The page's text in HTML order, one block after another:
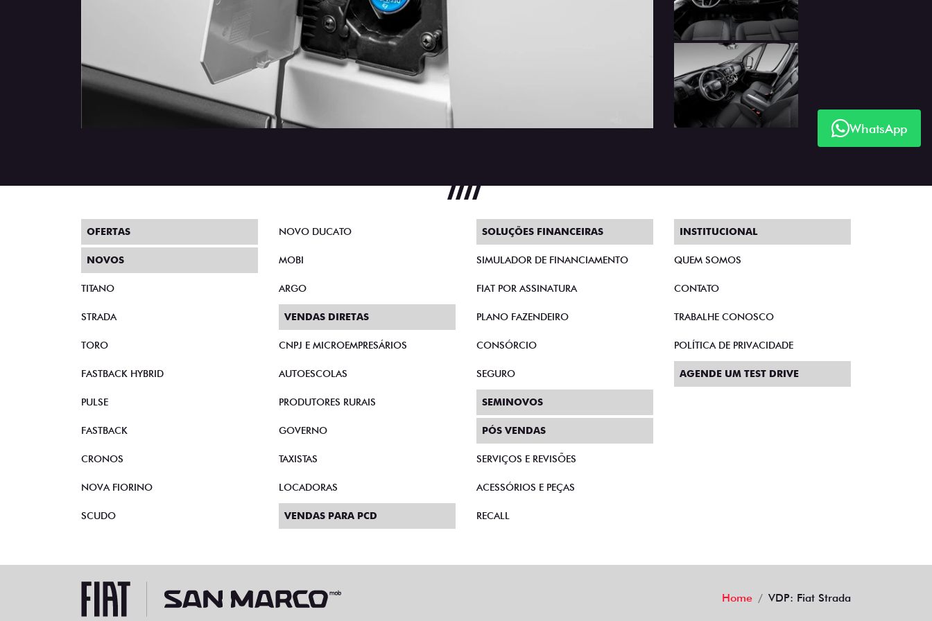
WhatsApp
TITANO
STRADA
TORO
FASTBACK HYBRID
PULSE
FASTBACK
CRONOS
NOVA FIORINO
SCUDO
ARGO
VENDAS DIRETAS
CNPJ E MICROEMPRESÁRIOS
AUTOESCOLAS
PRODUTORES RURAIS
GOVERNO
TAXISTAS
LOCADORAS
VENDAS PARA PCD
FIAT POR ASSINATURA
PLANO FAZENDEIRO
CONSÓRCIO
SEGURO
SEMINOVOS
PÓS VENDAS
SERVIÇOS E REVISÕES
ACESSÓRIOS E PEÇAS
RECALL
CONTATO
TRABALHE CONOSCO
POLÍTICA DE PRIVACIDADE
AGENDE UM TEST DRIVE
Desacelere. Seu bem maior é a vida.